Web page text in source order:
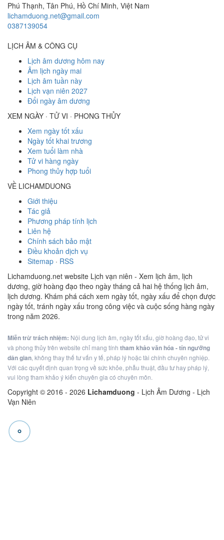
Phú Thạnh, Tân Phú, Hồ Chí Minh, Việt Nam
lichamduong.net@gmail.com
0387139054
LỊCH ÂM & CÔNG CỤ
Lịch âm dương hôm nay
Âm lịch ngày mai
Lịch âm tuần này
Lịch vạn niên 2027
Đổi ngày âm dương
XEM NGÀY · TỬ VI · PHONG THỦY
Xem ngày tốt xấu
Ngày tốt khai trương
Xem tuổi làm nhà
Tử vi hàng ngày
Phong thủy hợp tuổi
VỀ LICHAMDUONG
Giới thiệu
Tác giả
Phương pháp tính lịch
Liên hệ
Chính sách bảo mật
Điều khoản dịch vụ
Sitemap · RSS
Lichamduong.net website Lịch vạn niên - Xem lịch âm, lịch
dương, giờ hoàng đạo theo ngày tháng cả hai hệ thống lịch âm,
lịch dương. Khám phá cách xem ngày tốt, ngày xấu để chọn được
ngày tốt, tránh ngày xấu trong công việc và cuộc sống hàng ngày
trong năm 2026.
Miễn trừ trách nhiệm: Nội dung lịch âm, ngày tốt xấu, giờ hoàng đạo, tử vi
và phong thủy trên website chỉ mang tính tham khảo văn hóa - tín ngưỡng
dân gian, không thay thế tư vấn y tế, pháp lý hoặc tài chính chuyên nghiệp.
Với các quyết định quan trọng về sức khỏe, phẫu thuật, đầu tư hay pháp lý,
vui lòng tham khảo ý kiến chuyên gia có chuyên môn.
Copyright © 2016 - 2026 Lichamduong - Lịch Âm Dương - Lịch
Vạn Niên